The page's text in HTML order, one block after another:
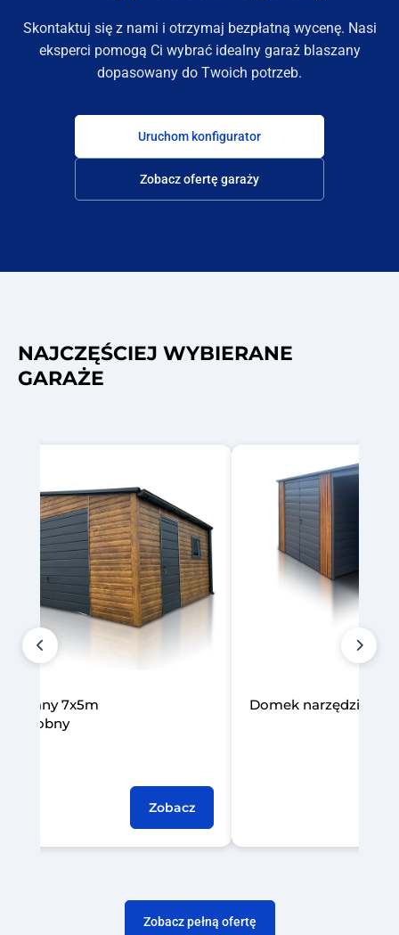
Skontaktuj się z nami i otrzymaj bezpłatną wycenę. Nasi
eksperci pomogą Ci wybrać idealny garaż blaszany
dopasowany do Twoich potrzeb.
Uruchom konfigurator
Zobacz ofertę garaży
NAJCZĘŚCIEJ WYBIERANE
GARAŻE
3x2m z wiatą
Zobacz
Garaż blaszany 6x5m
Zobacz pełną ofertę